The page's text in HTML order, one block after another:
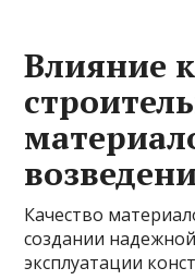
Влияние
Качество
создании
эксплуатации